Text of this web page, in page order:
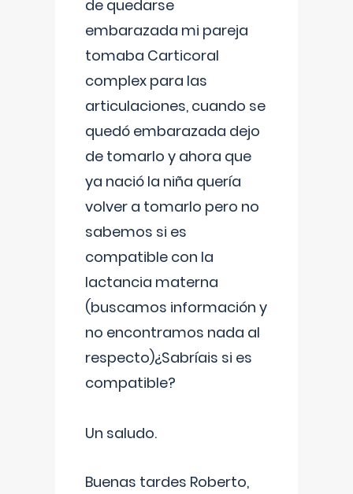
de quedarse
embarazada mi pareja
tomaba Carticoral
complex para las
articulaciones, cuando se
quedó embarazada dejo
de tomarlo y ahora que
ya nació la niña quería
volver a tomarlo pero no
sabemos si es
compatible con la
lactancia materna
(buscamos información y
no encontramos nada al
respecto)¿Sabríais si es
compatible?
Un saludo.
Buenas tardes Roberto,